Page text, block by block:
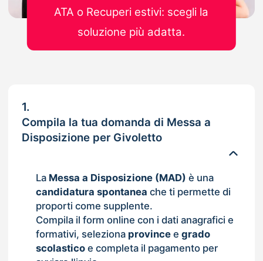
1.
Compila la tua domanda di Messa a
Disposizione per Givoletto
La Messa a Disposizione (MAD) è una
candidatura spontanea che ti permette di
proporti come supplente.
Compila il form online con i dati anagrafici e
formativi, seleziona provincee grado
scolasticoe completa il pagamento per
ATA o Recuperi estivi: scegli la
soluzione più adatta.